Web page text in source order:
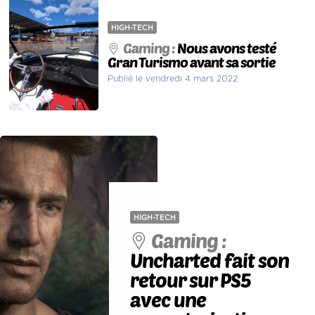
HIGH-TECH
Gaming :Nous avons testé
Gran Turismo avant sa sortie
Publié le vendredi 4 mars 2022
HIGH-TECH
Gaming :
Uncharted fait son
retour sur PS5
avec une